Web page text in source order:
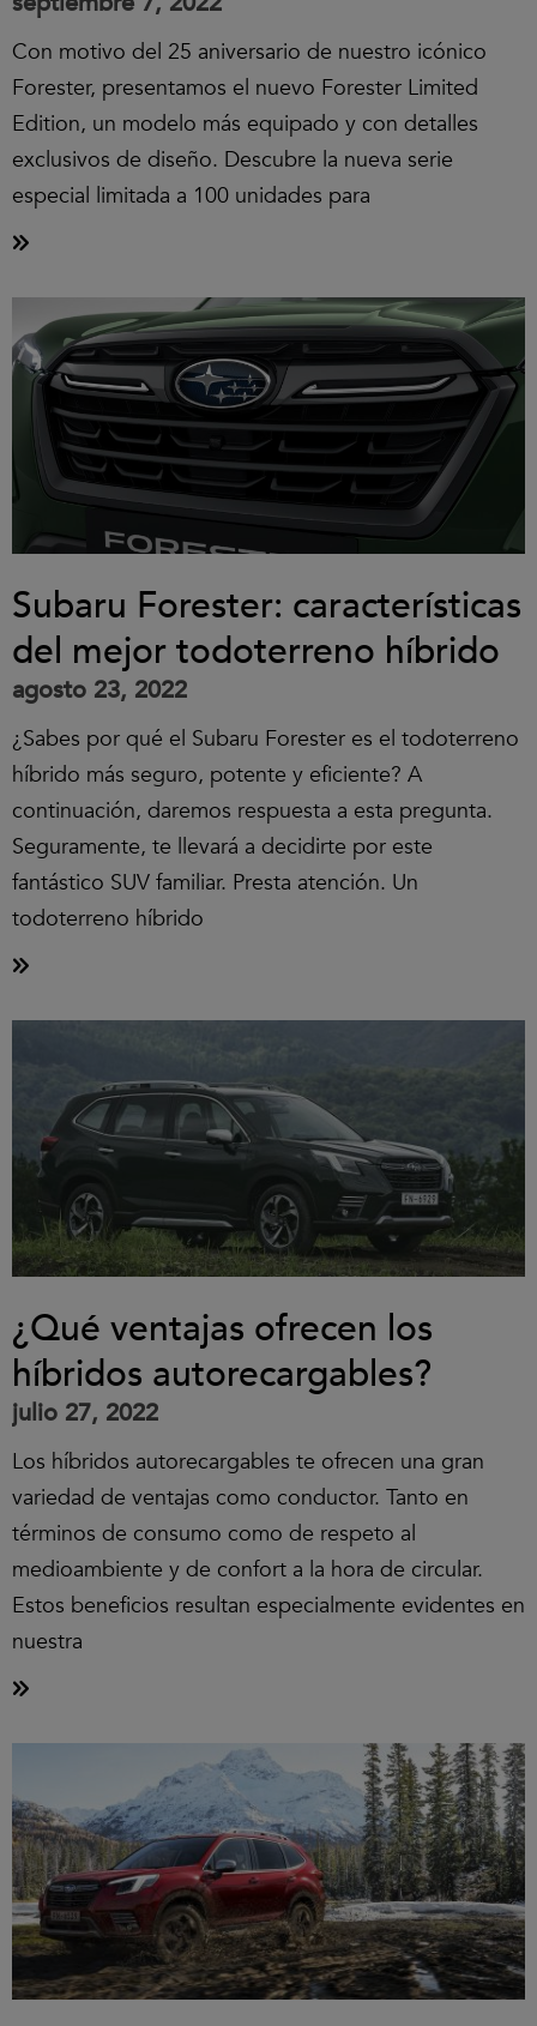
Con motivo del 25 aniversario de nuestro icónico
Forester, presentamos el nuevo Forester Limited
Edition, un modelo más equipado y con detalles
exclusivos de diseño. Descubre la nueva serie
especial limitada a 100 unidades para
Subaru Forester: características
del mejor todoterreno híbrido
agosto 23, 2022
¿Sabes por qué el Subaru Forester es el todoterreno
híbrido más seguro, potente y eficiente? A
continuación, daremos respuesta a esta pregunta.
Seguramente, te llevará a decidirte por este
fantástico SUV familiar. Presta atención. Un
todoterreno híbrido
¿Qué ventajas ofrecen los
híbridos autorecargables?
julio 27, 2022
Los híbridos autorecargables te ofrecen una gran
variedad de ventajas como conductor. Tanto en
términos de consumo como de respeto al
medioambiente y de confort a la hora de circular.
Estos beneficios resultan especialmente evidentes en
nuestra